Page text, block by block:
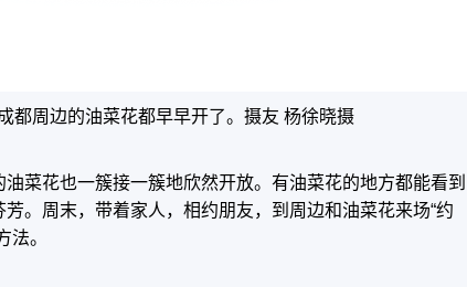
都周边的油菜花都早早开了。摄友 杨徐晓摄
菜花也一簇接一簇地欣然开放。有油菜花的地方都能看到
。周末，带着家人，相约朋友，到周边和油菜花来场“约
法。